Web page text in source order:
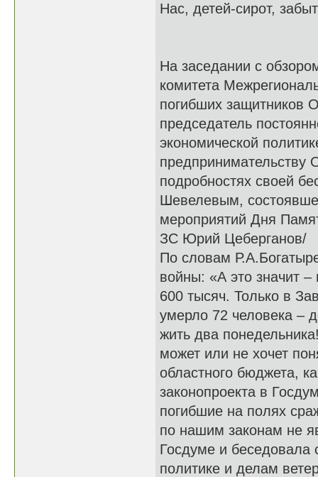
Нас, детей-сирот,
На заседании с
комитета
погибших защитников
председатель
экономической
предпринимательству
подробностях своей
Шевелевым,
мероприятий Дня
ЗС Юрий Цеберганов/
По словам
войны: «А это значит
600 тысяч. Только в
умерло 72 человека –
жить два
может или не хочет
областного бюджета,
законопроекта в
погибшие на полях
по нашим законам не
Госдуме и беседовала
политике и делам